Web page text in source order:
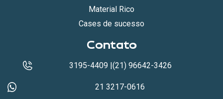
Material Rico
Cases de sucesso
Contato
3195-4409 |(21) 96642-3426
21 3217-0616